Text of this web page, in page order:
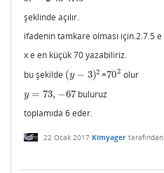
şeklinde açılır.
ifadenin tamkare olması için.2.7.5 e
x e en küçük 70 yazabiliriz.
bu şekilde (y − 3)2
(y−3) 2 =702
702 olur
y = 73, −67
y=73 ,−67
buluruz
toplamıda 6 eder.
22 Ocak 2017 Kimyager tarafından